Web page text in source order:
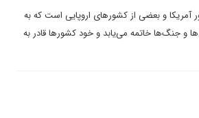
و بعضی از کشورهای اروپایی است که به
و جنگ‌ها خاتمه می‌یابد و خود کشورها قادر به